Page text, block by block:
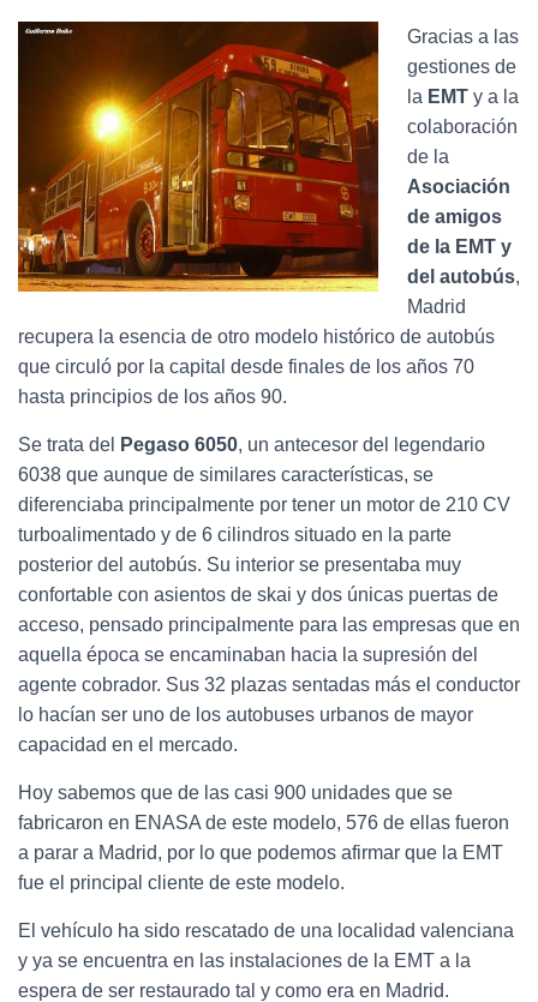
Gracias a las
gestiones de
la EMT y a la
colaboración
de la
Asociación
de amigos
de la EMT y
del autobús,
Madrid
recupera la esencia de otro modelo histórico de autobús
que circuló por la capital desde finales de los años 70
hasta principios de los años 90.
Se trata del Pegaso 6050, un antecesor del legendario
6038 que aunque de similares características, se
diferenciaba principalmente por tener un motor de 210 CV
turboalimentado y de 6 cilindros situado en la parte
posterior del autobús. Su interior se presentaba muy
confortable con asientos de skai y dos únicas puertas de
acceso, pensado principalmente para las empresas que en
aquella época se encaminaban hacia la supresión del
agente cobrador. Sus 32 plazas sentadas más el conductor
lo hacían ser uno de los autobuses urbanos de mayor
capacidad en el mercado.
Hoy sabemos que de las casi 900 unidades que se
fabricaron en ENASA de este modelo, 576 de ellas fueron
a parar a Madrid, por lo que podemos afirmar que la EMT
fue el principal cliente de este modelo.
El vehículo ha sido rescatado de una localidad valenciana
y ya se encuentra en las instalaciones de la EMT a la
espera de ser restaurado tal y como era en Madrid.